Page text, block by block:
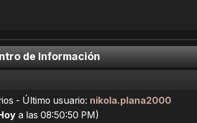
de Información
- Último usuario: nikola.plana2000
a las 08:50:50 PM)